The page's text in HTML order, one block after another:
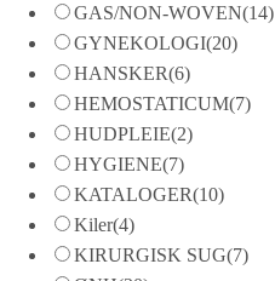
GAS/NON-WOVEN(14)
GYNEKOLOGI(20)
HANSKER(6)
HEMOSTATICUM(7)
HUDPLEIE(2)
HYGIENE(7)
KATALOGER(10)
Kiler(4)
KIRURGISK SUG(7)